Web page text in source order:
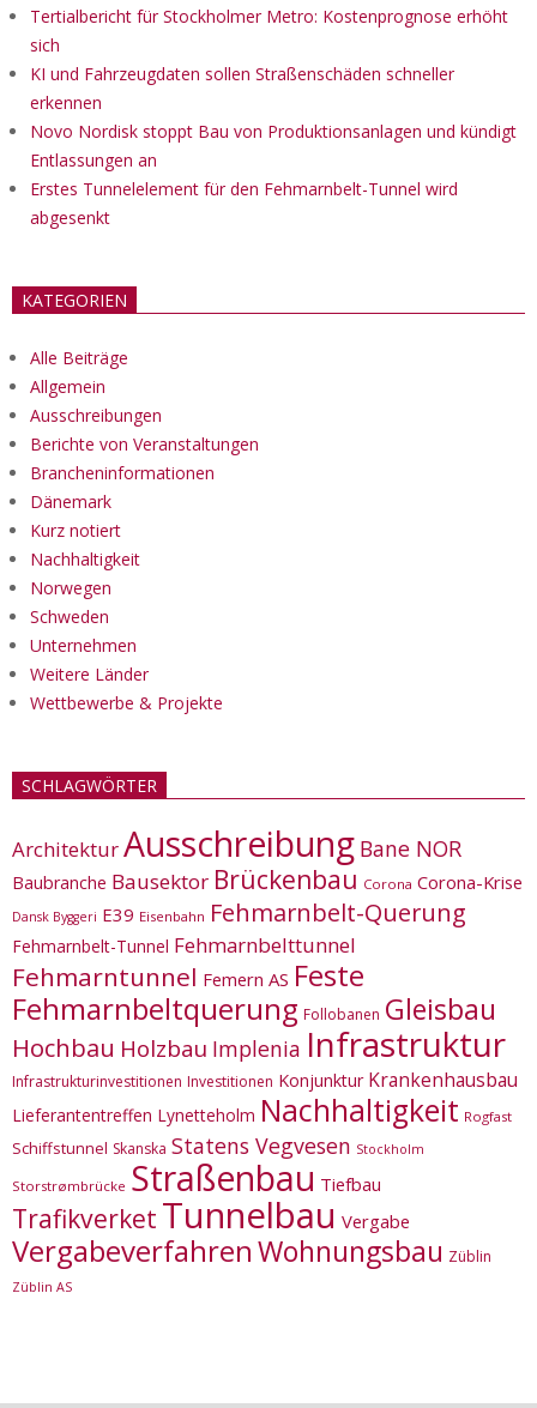
Tertialbericht für Stockholmer Metro: Kostenprognose erhöht
sich
KI und Fahrzeugdaten sollen Straßenschäden schneller
erkennen
Novo Nordisk stoppt Bau von Produktionsanlagen und kündigt
Entlassungen an
Erstes Tunnelelement für den Fehmarnbelt-Tunnel wird
abgesenkt
KATEGORIEN
Alle Beiträge
Allgemein
Ausschreibungen
Berichte von Veranstaltungen
Brancheninformationen
Dänemark
Kurz notiert
Nachhaltigkeit
Norwegen
Schweden
Unternehmen
Weitere Länder
Wettbewerbe & Projekte
SCHLAGWÖRTER
ArchitekturAusschreibung Bane NOR
Baubranche Bausektor Brückenbau Corona Corona-Krise
Dansk Byggeri E39 Eisenbahn Fehmarnbelt-Querung
Fehmarnbelt-Tunnel Fehmarnbelttunnel
Fehmarntunnel Femern AS Feste
Fehmarnbeltquerung Follobanen Gleisbau
Hochbau Holzbau Implenia Infrastruktur
Infrastrukturinvestitionen Investitionen Konjunktur Krankenhausbau
Lieferantentreffen Lynetteholm Nachhaltigkeit Rogfast
Schiffstunnel Skanska Statens Vegvesen Stockholm
Storstrømbrücke Straßenbau Tiefbau
Trafikverket Tunnelbau Vergabe
VergabeverfahrenWohnungsbau Züblin
Züblin AS